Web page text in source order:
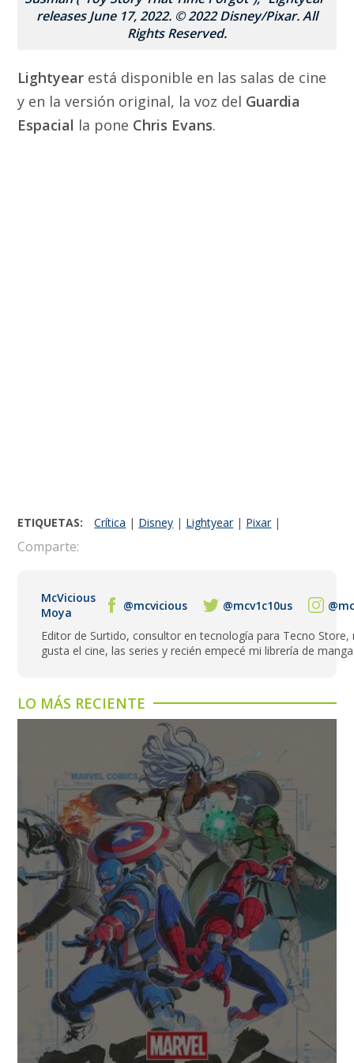
releases June 17, 2022. © 2022 Disney/Pixar. All
Rights Reserved.
Lightyear está disponible en las salas de cine
y en la versión original, la voz del Guardia
Espacial la pone Chris Evans.
ETIQUETAS: Crítica | Disney | Lightyear| Pixar|
Comparte:
McVicious
Moya
@mcvicious @mcv1c10us
Editor de Surtido, consultor en tecnología para Tecno Store,
gusta el cine, las series y recién empecé mi librería de
LO MÁS RECIENTE